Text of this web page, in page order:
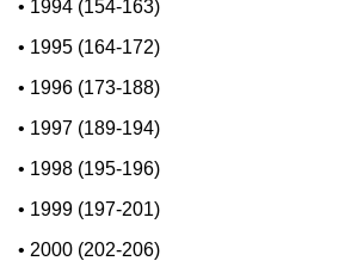
• 1994 (154-163)
• 1995 (164-172)
• 1996 (173-188)
• 1997 (189-194)
• 1998 (195-196)
• 1999 (197-201)
• 2000 (202-206)